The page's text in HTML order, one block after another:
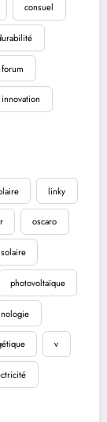
consuel
forum
innovation
linky
oscaro
photovoltaïque
v